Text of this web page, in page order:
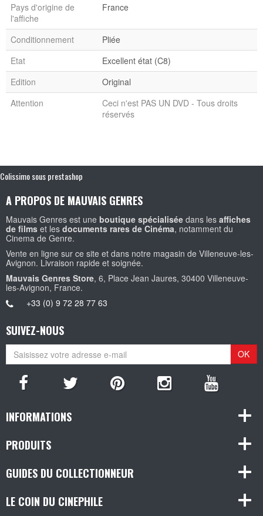
Pays d'origine de
l'affiche
France
Conditionnement
Pliée
Etat
Excellent état (C8)
Edition
Original
Attention
Ceci n'est PAS UN DVD - Tous droits
réservés
Colissimo sous prestashop
A PROPOS DE MAUVAIS GENRES
Mauvais Genres est une boutique spécialisée dans les affiches
de films et les documents rares de Cinéma, notamment du
Cinema de Genre.
Vente en ligne sur ce site et dans notre magasin de Villeneuve-les-
Avignon. Livraison rapide et soignée.
Mauvais Genres Store, 6, Place Jean Jaures, 30400 Villeneuve-
les-Avignon, France.
+33 (0) 9 72 28 77 63
SUIVEZ-NOUS
OK
INFORMATIONS
PRODUITS
GUIDES DU COLLECTIONNEUR
LE COIN DU CINEPHILE